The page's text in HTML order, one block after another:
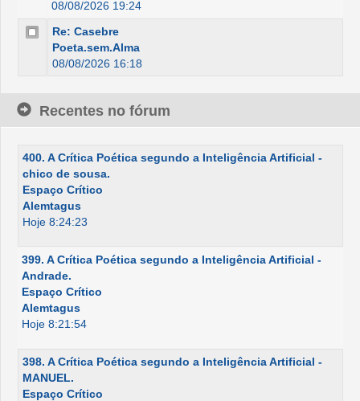
08/08/2026 19:24
Re: Casebre
Poeta.sem.Alma
08/08/2026 16:18
Recentes no fórum
400. A Crítica Poética segundo a Inteligência Artificial -
chico de sousa.
Espaço Crítico
Alemtagus
Hoje 8:24:23
399. A Crítica Poética segundo a Inteligência Artificial -
Andrade.
Espaço Crítico
Alemtagus
Hoje 8:21:54
398. A Crítica Poética segundo a Inteligência Artificial -
MANUEL.
Espaço Crítico